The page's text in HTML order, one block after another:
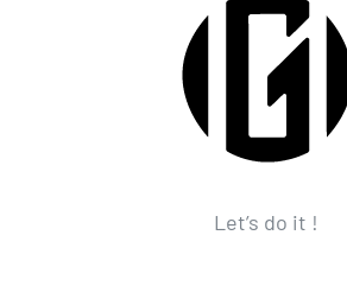
Let’s do it !